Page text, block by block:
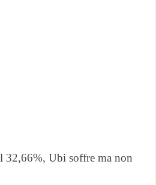
32,66%, Ubi soffre ma non